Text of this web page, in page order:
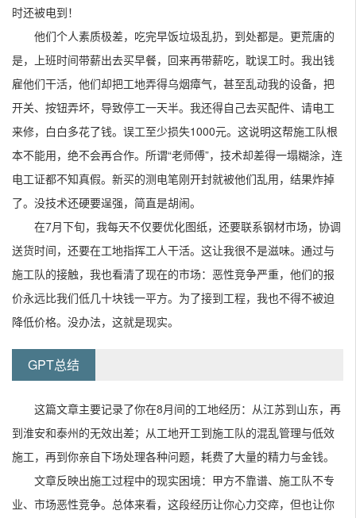
时还被电到！
他们个人素质极差，吃完早饭垃圾乱扔，到处都是。更荒唐的
是，上班时间带薪出去买早餐，回来再带薪吃，耽误工时。我出钱
雇他们干活，他们却把工地弄得乌烟瘴气，甚至乱动我的设备，把
开关、按钮弄坏，导致停工一天半。我还得自己去买配件、请电工
来修，白白多花了钱。误工至少损失1000元。这说明这帮施工队根
本不能用，绝不会再合作。所谓“老师傅”，技术却差得一塌糊涂，连
电工证都不知真假。新买的测电笔刚开封就被他们乱用，结果炸掉
了。没技术还硬要逞强，简直是胡闹。
在7月下旬，我每天不仅要优化图纸，还要联系钢材市场，协调
送货时间，还要在工地指挥工人干活。这让我很不是滋味。通过与
施工队的接触，我也看清了现在的市场：恶性竞争严重，他们的报
价永远比我们低几十块钱一平方。为了接到工程，我也不得不被迫
降低价格。没办法，这就是现实。
GPT总结
这篇文章主要记录了你在8月间的工地经历：从江苏到山东，再
到淮安和泰州的无效出差；从工地开工到施工队的混乱管理与低效
施工，再到你亲自下场处理各种问题，耗费了大量的精力与金钱。
文章反映出施工过程中的现实困境：甲方不靠谱、施工队不专
业、市场恶性竞争。总体来看，这段经历让你心力交瘁，但也让你